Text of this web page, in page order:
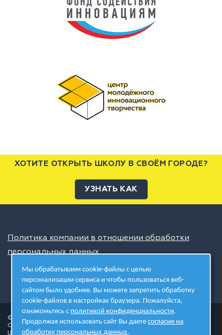
ХОТИТЕ ОТКРЫТЬ ШКОЛУ В СВОЁМ ГОРОДЕ?
УЗНАТЬ КАК
Политика компании в отношении обработки
персональных данных
© 2026 ШЦТ
Сеть центров молодёжного инновационного творчества
Школа цифровых технологий
Мы обрабатываем cookie-файлы с целью
персонализации сервиса и чтобы пользоваться веб-
сайтом было удобнее. Вы можете запретить обработку
cookie-файлов в настройках браузера. Пожалуйста,
ознакомьтесь с политикой конфиденциальности.
Продолжая использовать сайт Вы даетесогласие на
обработку персональных данных.